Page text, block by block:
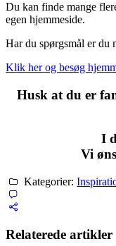
Du kan finde mange
egen hjemmeside.
Har du spørgsmål er du
Klik her og besøg
Husk at du er
I
Vi
Kategorier:
Relaterede artikler